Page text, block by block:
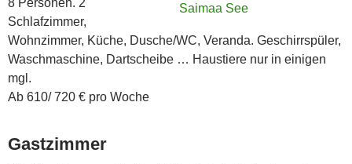
Schlafzimmer,
Wohnzimmer, Küche, Dusche/WC, Veranda. Geschirrspüler,
Waschmaschine, Dartscheibe … Haustiere nur in einigen
mgl.
Ab 610/ 720 € pro Woche
Gastzimmer